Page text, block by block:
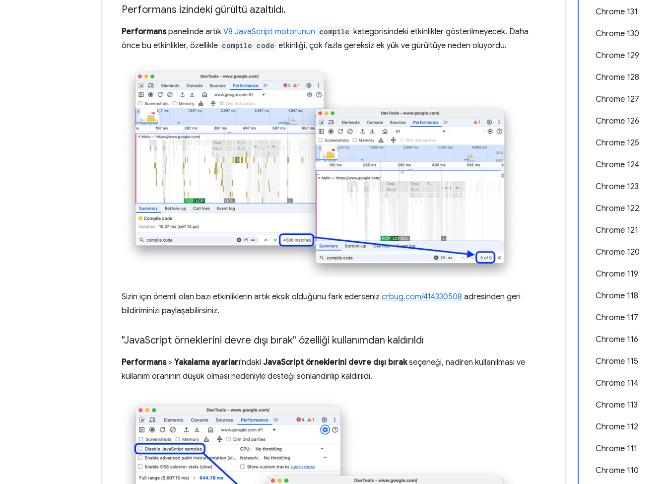
Chrome 131
Chrome 130
Chrome 129
Chrome 128
Chrome 127
Chrome 126
Chrome 125
Chrome 124
Chrome 123
Chrome 122
Chrome 121
Chrome 120
Chrome 119
Chrome 118
Chrome 117
Chrome 116
Chrome 115
Chrome 114
Chrome 113
Chrome 112
Chrome 111
Chrome 110
Performans izindeki gürültü azaltıldı.
Performanspanelinde artık V8 JavaScript motorunun compile kategorisindeki etkinlikler gösterilmeyecek. Daha
önce bu etkinlikler, özellikle compile code etkinliği, çok fazla gereksiz ek yük ve gürültüye neden oluyordu.
Sizin için önemli olan bazı etkinliklerin artık eksik olduğunu fark ederseniz crbug.com/414330508 adresinden geri
bildiriminizi paylaşabilirsiniz.
"JavaScript örneklerini devre dışı bırak" özelliği kullanımdan kaldırıldı
Performans> Yakalama ayarları'ndaki JavaScript örneklerini devre dışı bırakseçeneği, nadiren kullanılması ve
kullanım oranının düşük olması nedeniyle desteği sonlandırılıp kaldırıldı.